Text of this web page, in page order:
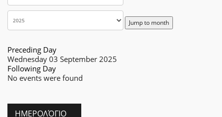
Jump to month
Preceding Day
Wednesday 03 September 2025
Following Day
No events were found
ΗΜΕΡΟΛΌΓΙΟ